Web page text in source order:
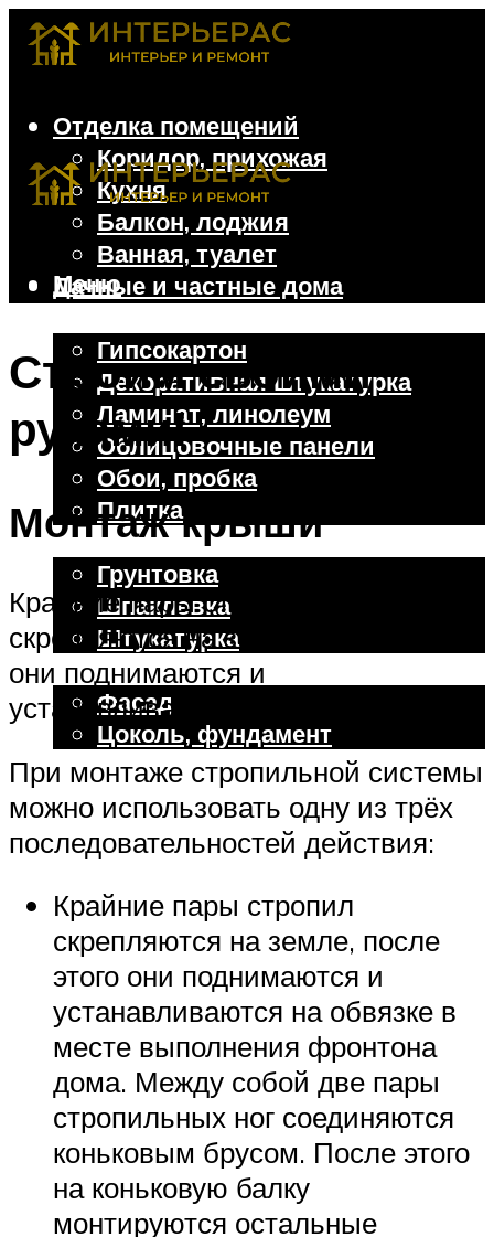
Отделка помещений
Коридор, прихожая
Кухня
Балкон, лоджия
Ванная, туалет
Дачные и частные дома
Гипсокартон
Декоративная штукатурка
Ламинат, линолеум
Облицовочные панели
Обои, пробка
Плитка
Отделочные работы
Грунтовка
Шпаклевка
Штукатурка
Внешняя отделка
Фасад
Цоколь, фундамент
Меню
Меню
Строим своими
руками!
Монтаж крыши
Крайние пары стропил
скрепляются на земле, после этого
они поднимаются и
устанавливаются на обвязке
При монтаже стропильной системы
можно использовать одну из трёх
последовательностей действия:
Крайние пары стропил
скрепляются на земле, после
этого они поднимаются и
устанавливаются на обвязке в
месте выполнения фронтона
дома. Между собой две пары
стропильных ног соединяются
коньковым брусом. После этого
на коньковую балку
монтируются остальные